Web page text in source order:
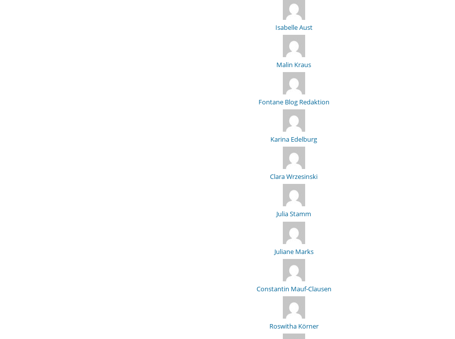
Isabelle Aust
Malin Kraus
Fontane Blog Redaktion
Karina Edelburg
Clara Wrzesinski
Julia Stamm
Juliane Marks
Constantin Mauf-Clausen
Roswitha Körner